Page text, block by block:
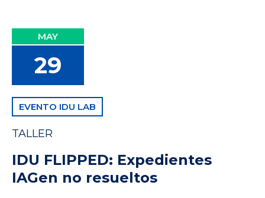
MAY
29
EVENTO IDU LAB
TALLER
IDU FLIPPED: Expedientes
IAGen no resueltos